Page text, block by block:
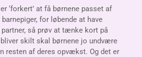
‘forkert’ at få børnene passet af
for løbende at have
så prøv at tænke kort på
skilt skal børnene jo undvære
resten af deres opvækst. Og det er